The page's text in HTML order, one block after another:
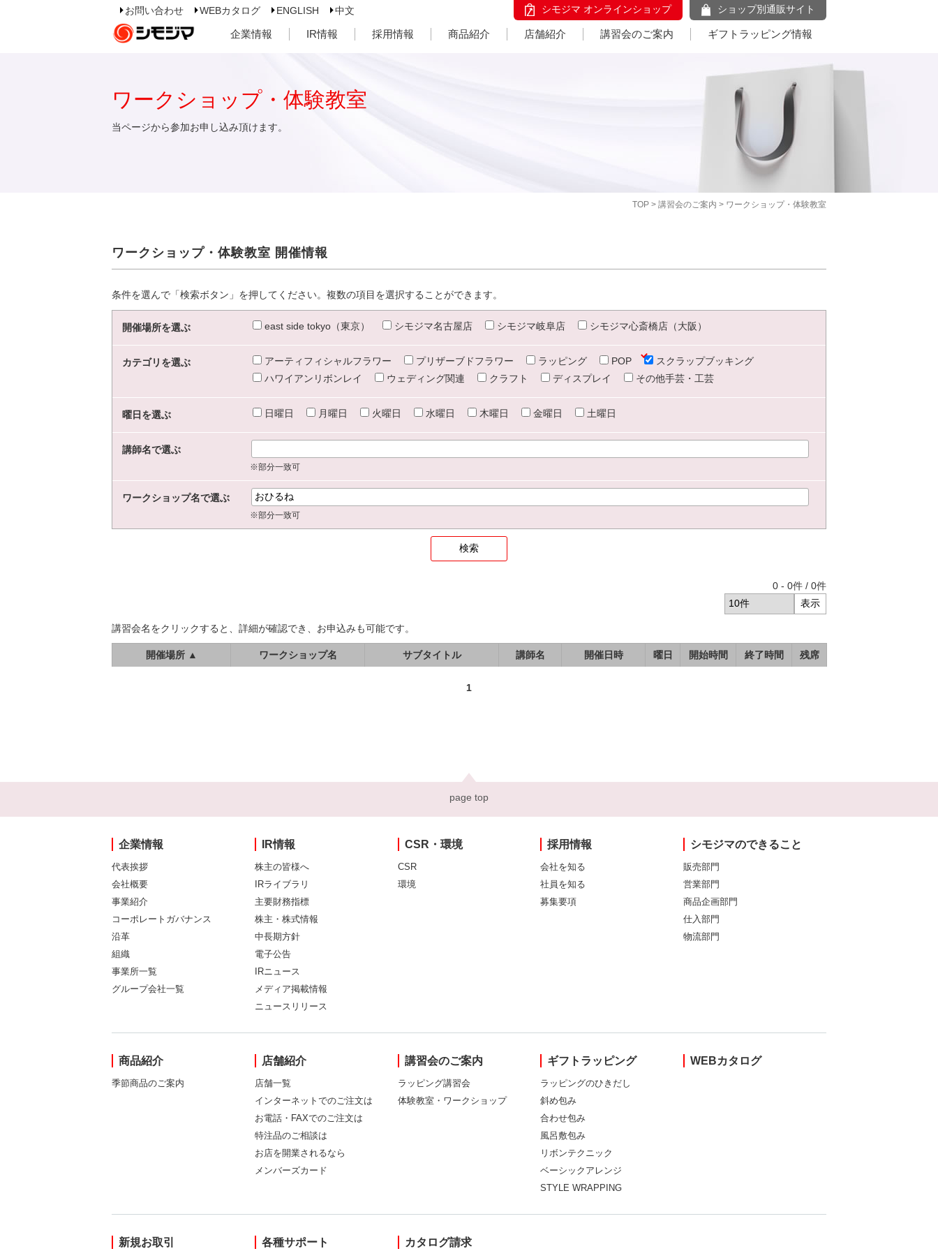
お問い合わせ WEBカタログ ENGLISH 中文 シモジマ オンラインショップ ショップ別通販サイト
企業情報 IR情報 採用情報 商品紹介 店舗紹介 講習会のご案内 ギフトラッピング情報
TOP > 講習会のご案内 > ワークショップ・体験教室
ワークショップ・体験教室
当ページから参加お申し込み頂けます。
ワークショップ・体験教室 開催情報
条件を選んで「検索ボタン」を押してください。複数の項目を選択することができます。
開催場所を選ぶ east side tokyo（東京） シモジマ名古屋店 シモジマ岐阜店 シモジマ心斎橋店（大阪）
カテゴリを選ぶ アーティフィシャルフラワー プリザーブドフラワー ラッピング POP
スクラップブッキング
ハワイアンリボンレイ
ウェディング関連 クラフト ディスプレイ その他手芸・工芸
曜日を選ぶ 日曜日 月曜日 火曜日 水曜日 木曜日 金曜日 土曜日
講師名で選ぶ
※部分一致可
ワークショップ名で選ぶ
※部分一致可
0 - 0件 / 0件
講習会名をクリックすると、詳細が確認でき、お申込みも可能です。
開催場所 ▲ ワークショップ名 サブタイトル 講師名 開催日時 曜日 開始時間 終了時間 残席
1
page top
企業情報
代表挨拶
会社概要
事業紹介
コーポレートガバナンス
沿革
組織
事業所一覧
グループ会社一覧
IR情報
株主の皆様へ
IRライブラリ
主要財務指標
株主・株式情報
中長期方針
電子公告
IRニュース
メディア掲載情報
ニュースリリース
CSR・環境
CSR
環境
採用情報
会社を知る
社員を知る
募集要項
シモジマのできること
販売部門
営業部門
商品企画部門
仕入部門
物流部門
商品紹介
季節商品のご案内
店舗紹介
店舗一覧
インターネットでのご注文は
お電話・FAXでのご注文は
特注品のご相談は
お店を開業されるなら
メンバーズカード
講習会のご案内
ラッピング講習会
体験教室・ワークショップ
ギフトラッピング
ラッピングのひきだし
斜め包み
合わせ包み
風呂敷包み
リボンテクニック
ベーシックアレンジ
STYLE WRAPPING
WEBカタログ
新規お取引 各種サポート カタログ請求